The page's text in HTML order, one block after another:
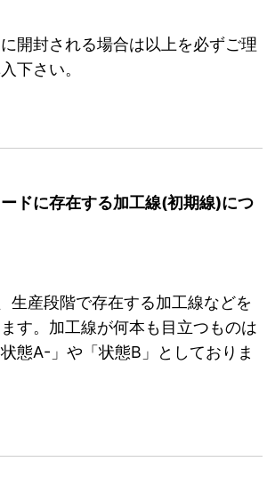
開封される場合は以上を必ずご理
下さい。
ードに存在する加工線(初期線)につ
生産段階で存在する加工線などを
す。加工線が何本も目立つものは
態A-」や「状態B」としておりま